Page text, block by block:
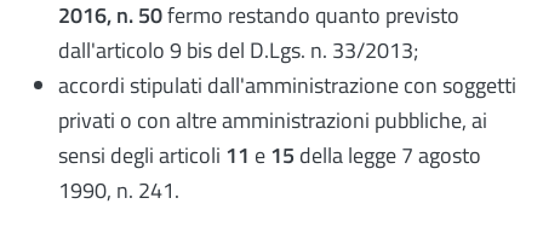
2016, n. 50fermo restando quanto previsto
dall'articolo 9 bis del D.Lgs. n. 33/2013;
accordi stipulati dall'amministrazione con soggetti
privati o con altre amministrazioni pubbliche, ai
sensi degli articoli 11 e15 della legge 7 agosto
1990, n. 241.